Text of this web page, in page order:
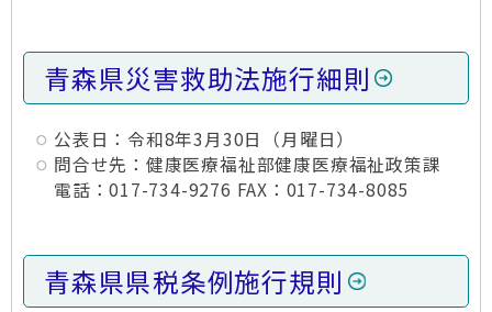
青森県災害救助法施行細則
公表日：令和8年3月30日（月曜日）
問合せ先：健康医療福祉部健康医療福祉政策課
電話：017-734-9276 FAX：017-734-8085
青森県県税条例施行規則